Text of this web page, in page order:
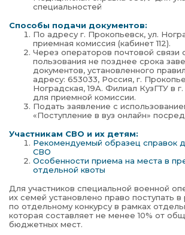
специальностей
Способы подачи документов:
По адресу г. Прокопьевск, ул.
приемная комиссия (кабинет 112).
Через операторов почтовой связи
пользования не позднее срока
документов, установленного
адресу: 653033, Россия, г.
Ноградская, 19А. Филиал КузГТУ в
для приемной комиссии.
Подать заявление с
«Поступление в вуз онлайн»
Участникам СВО и их детям:
Рекомендуемый образец справок
СВО
Особенности приема на места в
отдельной квоты
Для участников специальной военной
их семей установлено право поступать в
по отдельному конкурсу в рамках
которая составляет не менее 10% от
бюджетных мест.